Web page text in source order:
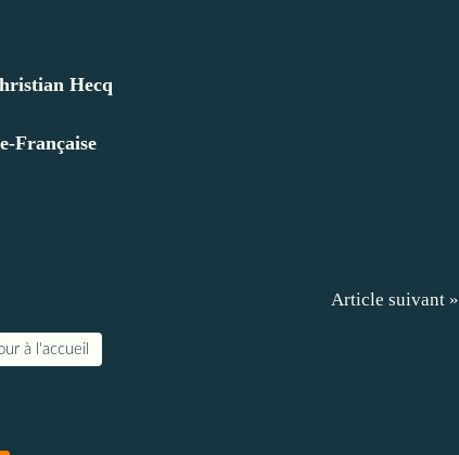
Hecq
Française
Article suivant »
à l'accueil